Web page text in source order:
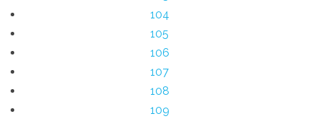
104
105
106
107
108
109